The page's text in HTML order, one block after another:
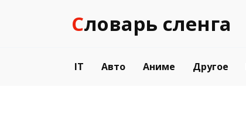
Словарь сленга
IT Авто Аниме Другое